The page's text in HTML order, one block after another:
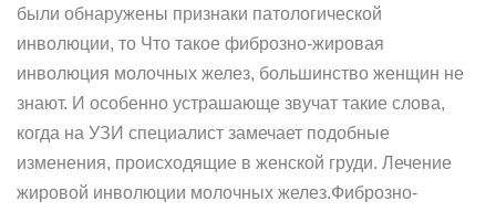
были обнаружены признаки патологической
инволюции, то Что такое фиброзно-жировая
инволюция молочных желез, большинство женщин не
знают. И особенно устрашающе звучат такие слова,
когда на УЗИ специалист замечает подобные
изменения, происходящие в женской груди. Лечение
жировой инволюции молочных желез.Фиброзно-